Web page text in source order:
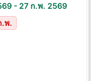
- 27 ก.พ. 2569
.พ.